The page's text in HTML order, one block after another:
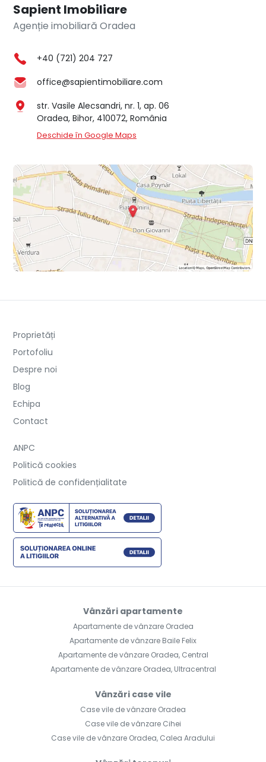
Sapient Imobiliare
Agenție imobiliară Oradea
+40 (721) 204 727
office@sapientimobiliare.com
str. Vasile Alecsandri, nr. 1, ap. 06
Oradea, Bihor, 410072, România
Deschide în Google Maps
Proprietăți
Portofoliu
Despre noi
Blog
Echipa
Contact
ANPC
Politică cookies
Politică de confidențialitate
Vânzări apartamente
Apartamente de vânzare Oradea
Apartamente de vânzare Baile Felix
Apartamente de vânzare Oradea, Central
Apartamente de vânzare Oradea, Ultracentral
Vânzări case vile
Case vile de vânzare Oradea
Case vile de vânzare Cihei
Case vile de vânzare Oradea, Calea Aradului